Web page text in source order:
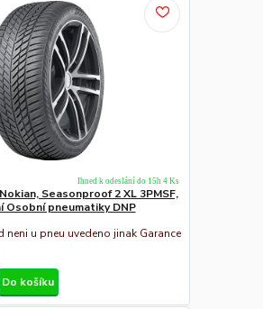
Seasonproof 2 XL 3PMSF,
Osobní pneumatiky DNP
neni u pneu uvedeno jinak Garance
Ihned k odeslání do 15h 4 Ks
Do košíku